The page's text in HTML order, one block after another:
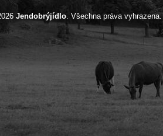
Jendobrýjídlo . Všechna práva vyhrazena.